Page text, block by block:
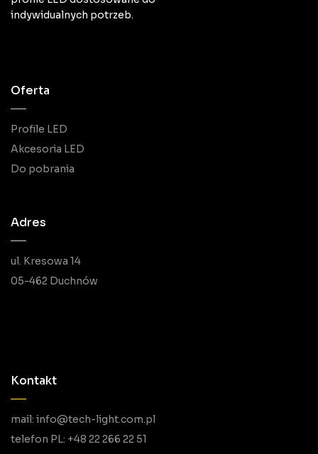
indywidualnych potrzeb.
Oferta
Profile LED
Akcesoria LED
Do pobrania
Adres
ul. Kresowa 14
05-462 Duchnów
Kontakt
mail: info@tech-light.com.pl
telefon PL: +48 22 266 22 51